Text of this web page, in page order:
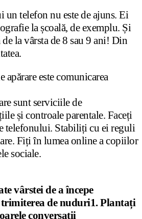
telefon nu este de ajuns. Ei
la școală, de exemplu. Și
la vârsta de 8 sau 9 ani! Din
apărare este comunicarea
sunt serviciile de
și controale parentale. Faceți
telefonului. Stabiliți cu ei reguli
Fiți în lumea online a copiilor
sociale.
vârstei de a începe
trimiterea de nuduri1. Plantați
conversații